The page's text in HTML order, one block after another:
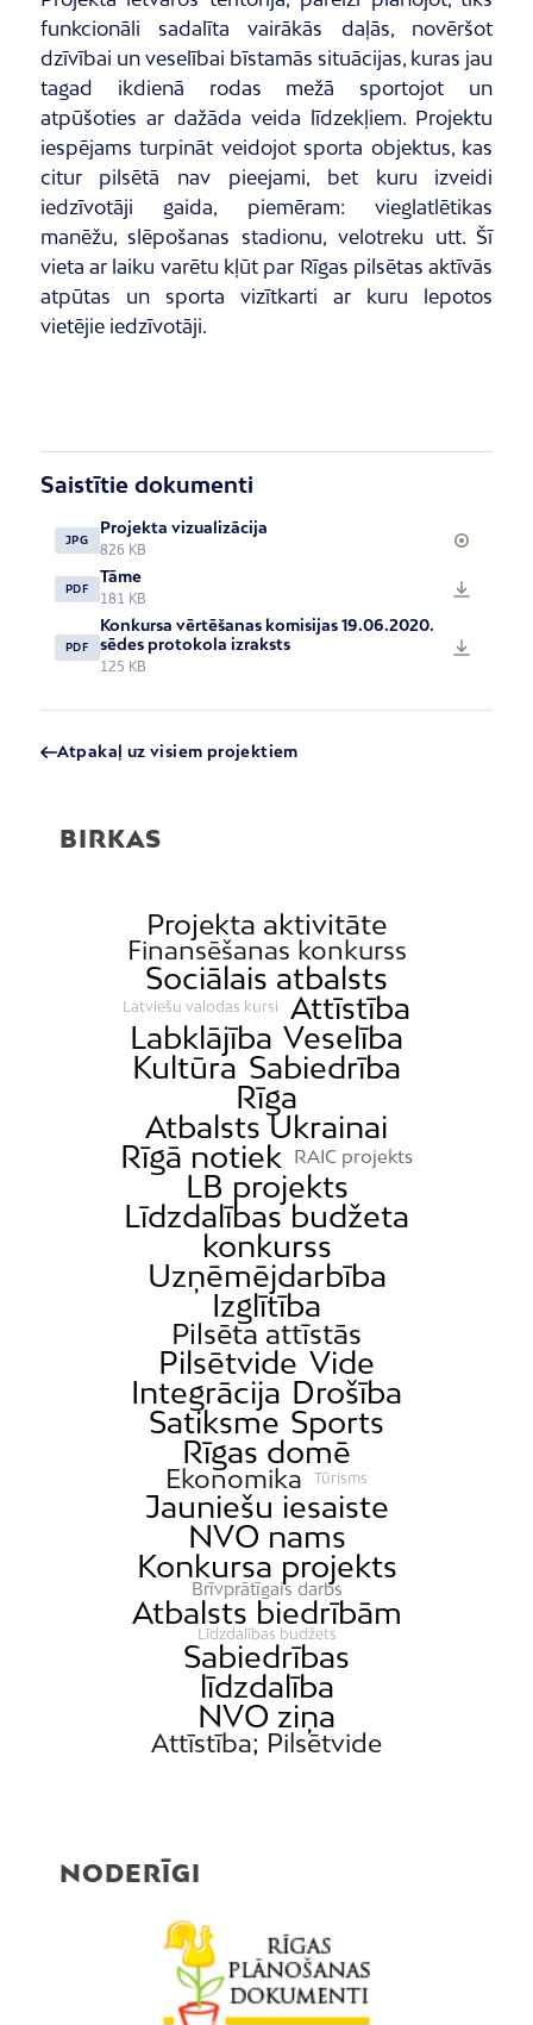
funkcionāli sadalīta vairākās daļās, novēršot
dzīvībai un veselībai bīstamās situācijas, kuras jau
tagad ikdienā rodas mežā sportojot un
atpūšoties ar dažāda veida līdzekļiem. Projektu
iespējams turpināt veidojot sporta objektus, kas
citur pilsētā nav pieejami, bet kuru izveidi
iedzīvotāji gaida, piemēram: vieglatlētikas
manēžu, slēpošanas stadionu, velotreku utt. Šī
vieta ar laiku varētu kļūt par Rīgas pilsētas aktīvās
atpūtas un sporta vizītkarti ar kuru lepotos
vietējie iedzīvotāji.
Saistītie dokumenti
JPG
Projekta vizualizācija
826 KB
PDF
Tāme
181 KB
PDF
Konkursa vērtēšanas komisijas 19.06.2020.
sēdes protokola izraksts
125 KB
Atpakaļ uz visiem projektiem
BIRKAS
Projekta aktivitāte
Finansēšanas konkurss
Sociālais atbalsts
Latviešu valodas kursi
Attīstība
Labklājība Veselība
Kultūra Sabiedrība
Rīga
Atbalsts Ukrainai
Rīgā notiek
RAIC projekts
LB projekts
Līdzdalības budžeta
konkurss
Uzņēmējdarbība
Izglītība
Pilsēta attīstās
Pilsētvide Vide
Integrācija Drošība
Satiksme Sports
Rīgas domē
Ekonomika Tūrisms
Jauniešu iesaiste
NVO nams
Konkursa projekts
Brīvprātīgais darbs
Atbalsts biedrībām
Līdzdalības budžets
Sabiedrības
līdzdalība
NVO ziņa
Attīstība; Pilsētvide
NODERĪGI